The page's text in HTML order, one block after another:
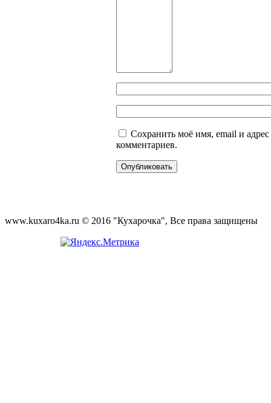
Сохранить моё имя, email и
комментариев.
www.kuxaro4ka.ru © 2016 "Кухарочка", Все права защищены